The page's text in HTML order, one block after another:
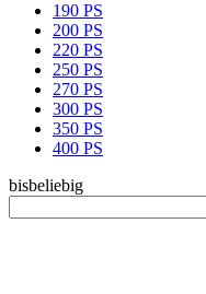
190 PS
200 PS
220 PS
250 PS
270 PS
300 PS
350 PS
400 PS
bisbeliebig